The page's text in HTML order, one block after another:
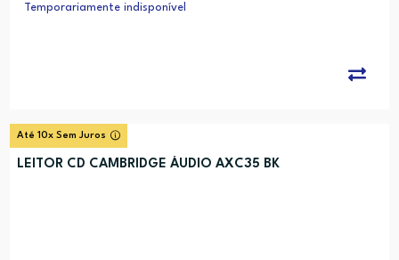
Temporariamente indisponível
Até 10x Sem Juros
LEITOR CD CAMBRIDGE ÁUDIO AXC35 BK